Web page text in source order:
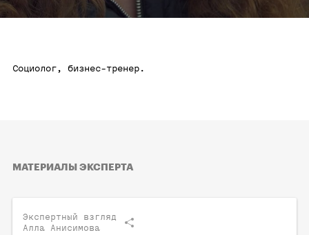
Социолог, бизнес-тренер.
МАТЕРИАЛЫ ЭКСПЕРТА
Экспертный взгляд
Алла Анисимова